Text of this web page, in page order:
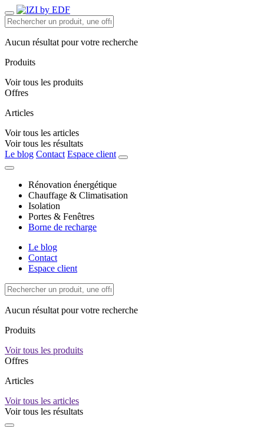
Aucun résultat pour votre recherche
Produits
Voir tous les produits
Offres
Articles
Voir tous les articles
Voir tous les résultats
Le blog Contact Espace client
Rénovation énergétique
Chauffage & Climatisation
Isolation
Portes & Fenêtres
Borne de recharge
Le blog
Contact
Espace client
Aucun résultat pour votre recherche
Produits
Voir tous les produits
Offres
Articles
Voir tous les articles
Voir tous les résultats